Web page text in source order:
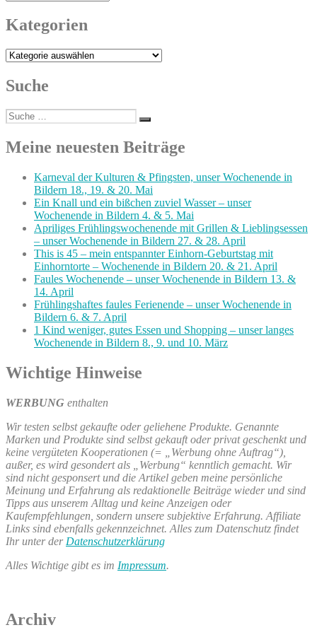
Kategorien
Kategorien
Suche
Suche
nach:
Suchen
Meine neuesten Beiträge
Karneval der Kulturen & Pfingsten, unser Wochenende in
Bildern 18., 19. & 20. Mai
Ein Knall und ein bißchen zuviel Wasser – unser
Wochenende in Bildern 4. & 5. Mai
Apriliges Frühlingswochenende mit Grillen & Lieblingsessen
– unser Wochenende in Bildern 27. & 28. April
This is 45 – mein entspannter Einhorn-Geburtstag mit
Einhorntorte – Wochenende in Bildern 20. & 21. April
Faules Wochenende – unser Wochenende in Bildern 13. &
14. April
Frühlingshaftes faules Ferienende – unser Wochenende in
Bildern 6. & 7. April
1 Kind weniger, gutes Essen und Shopping – unser langes
Wochenende in Bildern 8., 9. und 10. März
Wichtige Hinweise
WERBUNG enthalten
Wir testen selbst gekaufte oder geliehene Produkte. Genannte
Marken und Produkte sind selbst gekauft oder privat geschenkt und
keine vergüteten Kooperationen (= „Werbung ohne Auftrag“),
außer, es wird gesondert als „Werbung“ kenntlich gemacht. Wir
sind nicht gesponsert und die Artikel geben meine persönliche
Meinung und Erfahrung als redaktionelle Beiträge wieder und sind
Tipps aus unserem Alltag und keine Anzeigen oder
Kaufempfehlungen, sondern unsere subjektive Erfahrung. Affiliate
Links sind ebenfalls gekennzeichnet. Alles zum Datenschutz findet
Ihr unter der Datenschutzerklärung
Alles Wichtige gibt es im Impressum.
Archiv